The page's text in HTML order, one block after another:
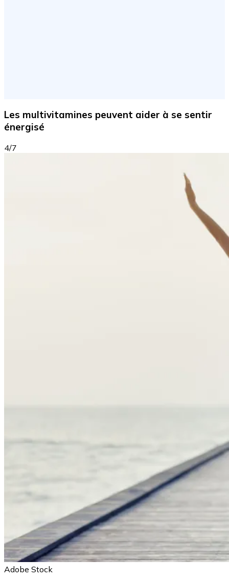
Les multivitamines peuvent aider à se sentir
énergisé
4/7
Adobe Stock